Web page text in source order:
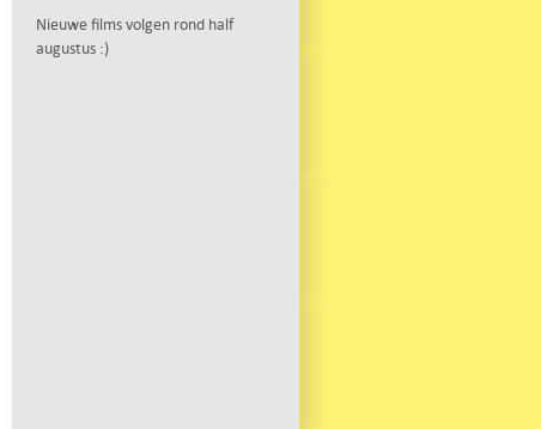
Nieuwe films volgen rond half
augustus :)